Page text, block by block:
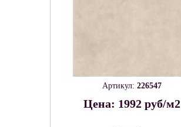
Артикул: 226547
Цена: 1992 руб/м2